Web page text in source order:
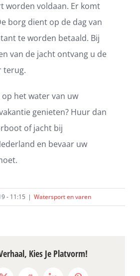
worden voldaan. Er komt
borg dient op de dag van
te worden betaald. Bij
van de jacht ontvang u de
terug.
het water van uw
genieten? Huur dan
of jacht bij
en bevaar uw
- 11:15 | Watersport en varen
Kies Je Platvorm!